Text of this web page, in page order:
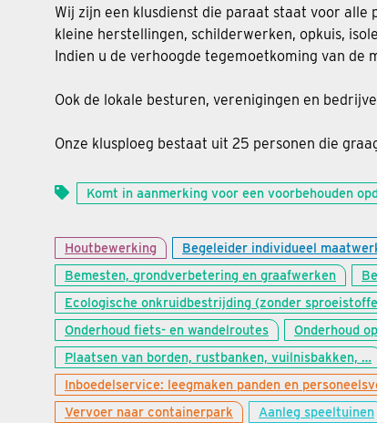
Wij zijn een klusdienst die paraat staat voor
kleine herstellingen, schilderwerken, opkuis,
Indien u de verhoogde tegemoetkoming van
Ook de lokale besturen, verenigingen en
Onze klusploeg bestaat uit 25 personen die
Komt in aanmerking voor een voorbehouden
Houtbewerking Begeleider individueel
Bemesten, grondverbetering en graafwerken
Ecologische onkruidbestrijding (zonder
Onderhoud fiets- en wandelroutes
Onderhoud
Plaatsen van borden, rustbanken, vuilnisbakken, …
Inboedelservice: leegmaken panden en
Vervoer naar containerpark
Aanleg speeltuinen